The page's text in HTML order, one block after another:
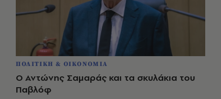
ΠΟΛΙΤΙΚΗ & ΟΙΚΟΝΟΜΙΑ
Ο Αντώνης Σαμαράς και τα σκυλάκια του
Παβλόφ